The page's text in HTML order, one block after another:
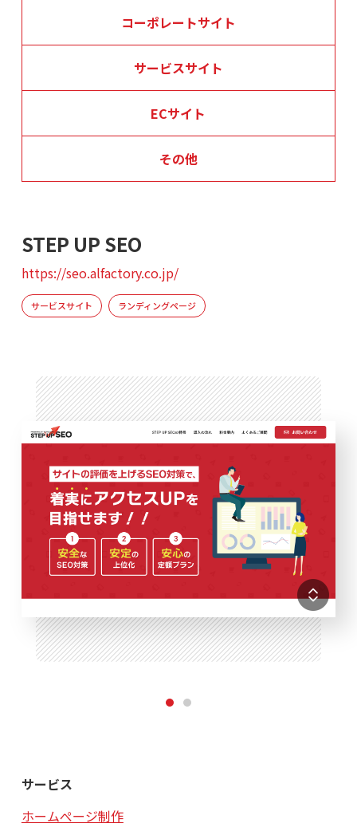
コーポレートサイト
サービスサイト
ECサイト
その他
STEP UP SEO
https://seo.alfactory.co.jp/
サービスサイト ランディングページ
1 2
サービス
ホームぺージ制作